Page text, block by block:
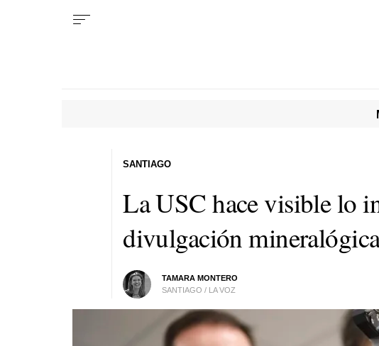
La USC hace visible lo
divulgación
TAMARA MONTERO
SANTIAGO / LA VOZ
SANTIAGO